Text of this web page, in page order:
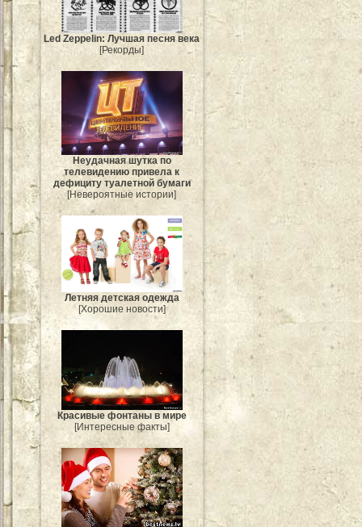
Led Zeppelin: Лучшая песня века
[Рекорды]
Неудачная шутка по
телевидению привела к
дефициту туалетной бумаги
[Невероятные истории]
Летняя детская одежда
[Хорошие новости]
Красивые фонтаны в мире
[Интересные факты]